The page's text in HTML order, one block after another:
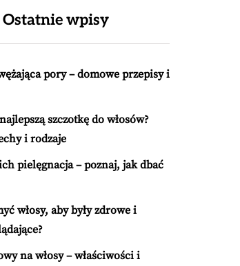
Ostatnie wpisy
pory – domowe przepisy i
szczotkę do włosów?
i rodzaje
pielęgnacja – poznaj, jak dbać
włosy, aby były zdrowe i
na włosy – właściwości i